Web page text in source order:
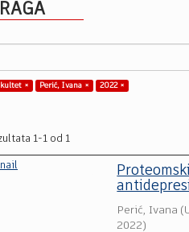
× Perić, Ivana × 2022 ×
1-1 od 1
Perić, Ivana (
2022)